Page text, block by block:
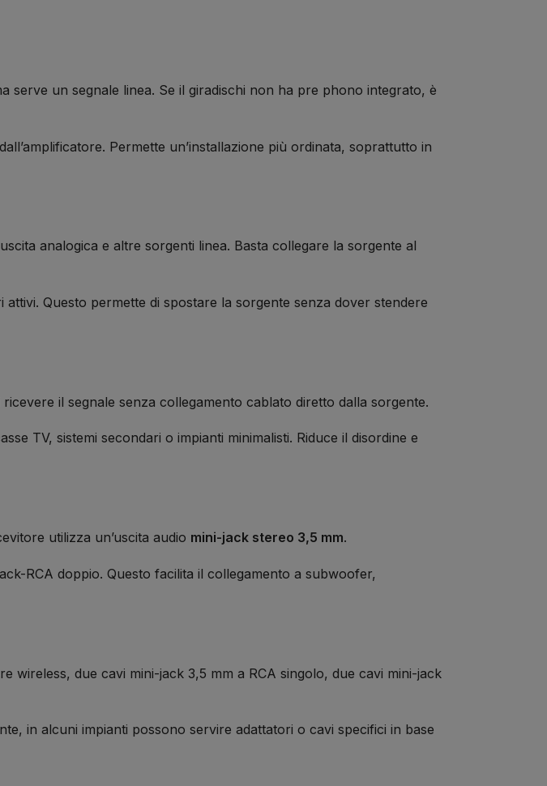
serve un segnale linea. Se il giradischi non ha pre phono integrato, è
Permette un’installazione più ordinata, soprattutto in
analogica e altre sorgenti linea. Basta collegare la sorgente al
Questo permette di spostare la sorgente senza dover stendere
il segnale senza collegamento cablato diretto dalla sorgente.
TV, sistemi secondari o impianti minimalisti. Riduce il disordine e
utilizza un’uscita audio mini-jack stereo 3,5 mm.
RCA doppio. Questo facilita il collegamento a subwoofer,
due cavi mini-jack 3,5 mm a RCA singolo, due cavi mini-jack
in alcuni impianti possono servire adattatori o cavi specifici in base